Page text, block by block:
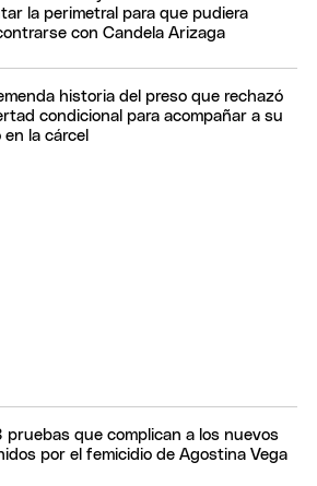
la perimetral para que pudiera
con Candela Arizaga
historia del preso que rechazó
condicional para acompañar a su
en la cárcel
pruebas que complican a los nuevos
por el femicidio de Agostina Vega